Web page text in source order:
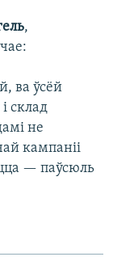
,
ва ўсёй
склад
не
кампаніі
— паўсюль